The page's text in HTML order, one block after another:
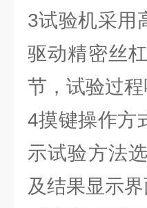
3试验机采用
驱动精密丝
节，试验过
4摸键操作方
示试验方法
及结果显示